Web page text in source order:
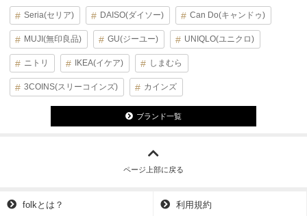
Seria(セリア) DAISO(ダイソー) Can Do(キャンドゥ)
MUJI(無印良品) GU(ジーユー) UNIQLO(ユニクロ)
ニトリ IKEA(イケア) しまむら
3COINS(スリーコインズ) カインズ
ブランド一覧
ページ上部に戻る
folkとは？ 利用規約